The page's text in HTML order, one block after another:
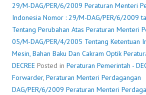
MENTERI
PERDAGANGAN
REPUBLIK
INDONESIA
NOMOR
:
29/M-
DAG/PER/6/2009
29/M-DAG/PER/6/2009 Peraturan Menteri
Indonesia Nomor : 29/M-DAG/PER/6/2009
Tentang Perubahan Atas Peraturan Menteri
05/M-DAG/PER/4/2005 Tentang Ketentuan
Mesin, Bahan Baku Dan Cakram Optik
DECREE Posted in Peraturan Pemerintah -
Forwarder, Peraturan Menteri Perdagangan
DAG/PER/6/2009 Peraturan Menteri